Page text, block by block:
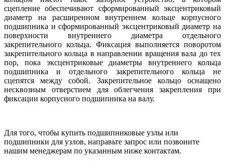
сцепление обеспечивают сформированный эксцентриковый
диаметр на расширенном внутреннем кольце корпусного
подшипника и сформированный эксцентриковый диаметр на
поверхности внутреннего диаметра отдельного
закрепительного кольца. Фиксация выполняется поворотом
закрепительного кольца в направлении вращения вала до тех
пор, пока эксцентриковые диаметры внутреннего кольца
подшипника и отдельного закрепительного кольца не
сцепятся между собой. Закрепительное кольцо оснащено
несквозным отверстием для облегчения закрепления при
фиксации корпусного подшипника на валу.
Для того, чтобы купить подшипниковые узлы или
подшипники для узлов, направьте запрос или позвоните
нашим менеджерам по указанным ниже контактам.